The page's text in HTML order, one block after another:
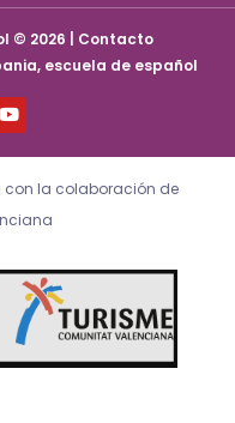
© 2026 | Contacto
escuela de español
Y
o
u
t
b
e
con la colaboración de